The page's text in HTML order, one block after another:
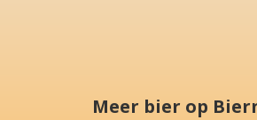
Meer bier op